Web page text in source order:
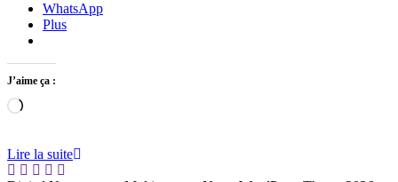
WhatsApp
Plus
J’aime ça :
Chargement…
Lire la suite